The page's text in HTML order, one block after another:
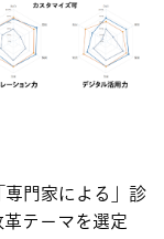
専門家による」診
テーマを選定